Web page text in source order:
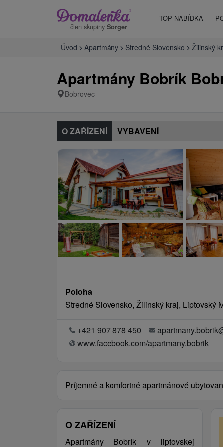
člen skupiny Sorger
TOP NABÍDKA
Úvod Apartmány Stredné Slovensko Žilinský
Apartmány Bobrík
Bobrovec
O ZAŘÍZENÍ VYBAVENÍ
Poloha
Stredné Slovensko, Žilinský kraj, Liptovský
+421 907 878 450
www.facebook.com/apartmany.bobrik
Príjemné a komfortné apartmánové
O ZAŘÍZENÍ
Apartmány Bobrík v liptovskej